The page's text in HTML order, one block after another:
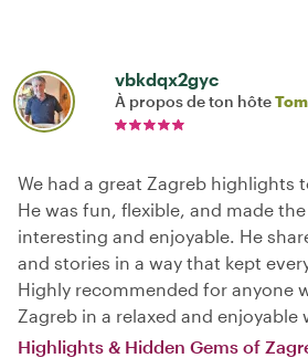
vbkdqx2gyc
À propos de ton hôte
We had a great Zagreb highlights
He was fun, flexible, and made
interesting and enjoyable. He
and stories in a way that kept
Highly recommended for anyone
Zagreb in a relaxed and enjoyable
Highlights & Hidden Gems of